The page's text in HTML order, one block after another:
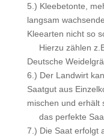
5.) Kleebetonte,
langsam
Kleearten nicht so
Hierzu zählen
Deutsche
6.) Der Landwirt
Saatgut aus
mischen und erhält
das perfekte
7.) Die Saat erfolgt